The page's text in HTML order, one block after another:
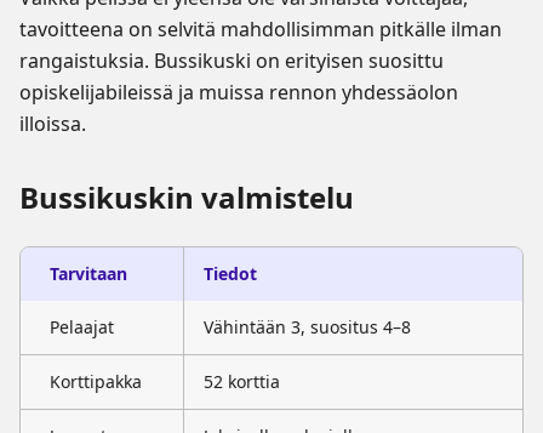
tavoitteena on selvitä mahdollisimman pitkälle ilman
rangaistuksia. Bussikuski on erityisen suosittu
opiskelijabileissä ja muissa rennon yhdessäolon
illoissa.
Bussikuskin valmistelu
Tarvitaan Tiedot
Pelaajat Vähintään 3, suositus 4–8
Korttipakka 52 korttia